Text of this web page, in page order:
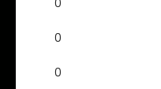
0
0